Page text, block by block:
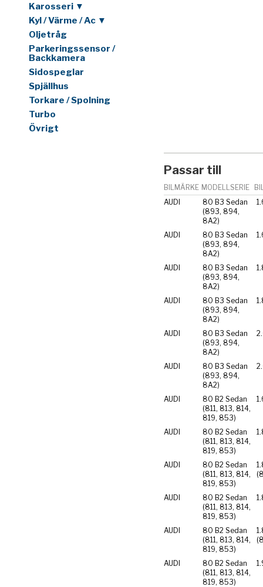
Karosseri ▼
Kyl / Värme / Ac ▼
Oljetråg
Parkeringssensor /
Backkamera
Sidospeglar
Spjällhus
Torkare / Spolning
Turbo
Övrigt
Passar till
BILMÄRKE MODELLSERIE
AUDI
80 B3 Sedan
(893, 894,
8A2)
AUDI
80 B3 Sedan
(893, 894,
8A2)
AUDI
80 B3 Sedan
(893, 894,
8A2)
AUDI
80 B3 Sedan
(893, 894,
8A2)
AUDI
80 B3 Sedan
(893, 894,
8A2)
AUDI
80 B3 Sedan
(893, 894,
8A2)
AUDI
80 B2 Sedan
(811, 813, 814,
819, 853)
AUDI
80 B2 Sedan
(811, 813, 814,
819, 853)
AUDI
80 B2 Sedan
(811, 813, 814,
819, 853)
AUDI
80 B2 Sedan
(811, 813, 814,
819, 853)
AUDI
80 B2 Sedan
(811, 813, 814,
819, 853)
AUDI
80 B2 Sedan
(811, 813, 814,
819, 853)